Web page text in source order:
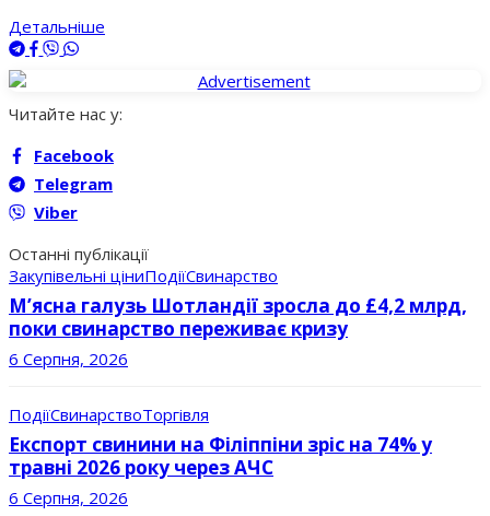
Детальніше
Читайте нас у:
Facebook
Telegram
Viber
Останні публікації
Закупівельні ціниПодіїСвинарство
М’ясна галузь Шотландії зросла до £4,2 млрд,
поки свинарство переживає кризу
6 Серпня, 2026
ПодіїСвинарствоТоргівля
Експорт свинини на Філіппіни зріс на 74% у
травні 2026 року через АЧС
6 Серпня, 2026